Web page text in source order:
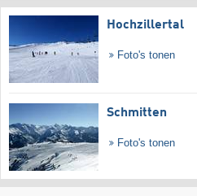
Hochzillertal
Foto's tonen
Schmitten
Foto's tonen